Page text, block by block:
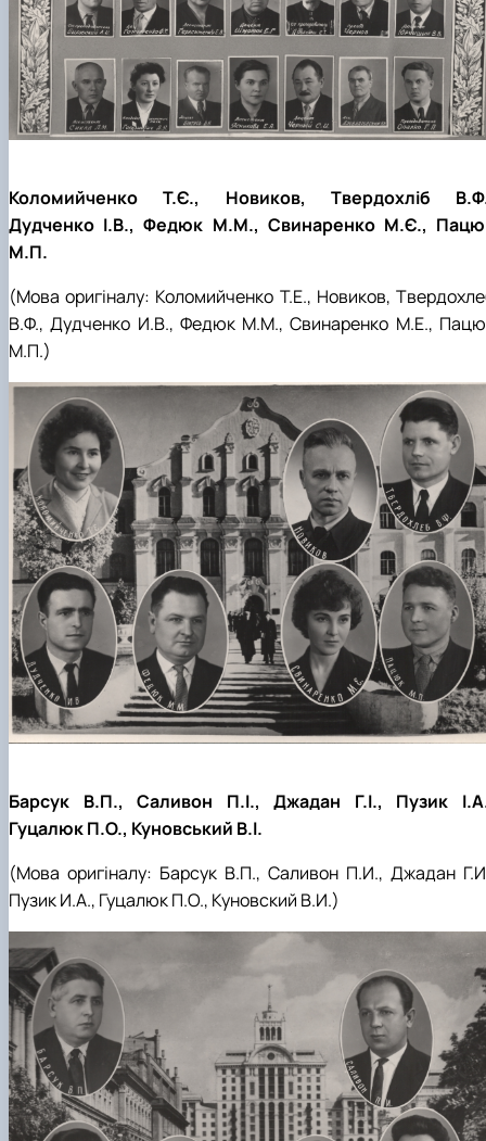
Коломийченко Т.Є., Новиков, Твердохліб
Дудченко І.В., Федюк М.М., Свинаренко М.Є.,
М.П.
(Мова оригіналу: Коломийченко Т.Е., Новиков,
В.Ф., Дудченко И.В., Федюк М.М., Свинаренко М.Е.,
М.П. )
Барсук В.П., Саливон П.І., Джадан Г.І., Пузик
Гуцалюк П.О., Куновський В.І.
(Мова оригіналу: Барсук В.П., Саливон П.И., Джадан
Пузик И.А., Гуцалюк П.О., Куновский В.И. )